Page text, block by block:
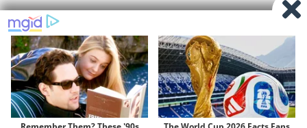
TENTANG KAMI PEDOMAN MEDIA SIBER
KEBIJAKAN PRIVASI
DISCLAIMER